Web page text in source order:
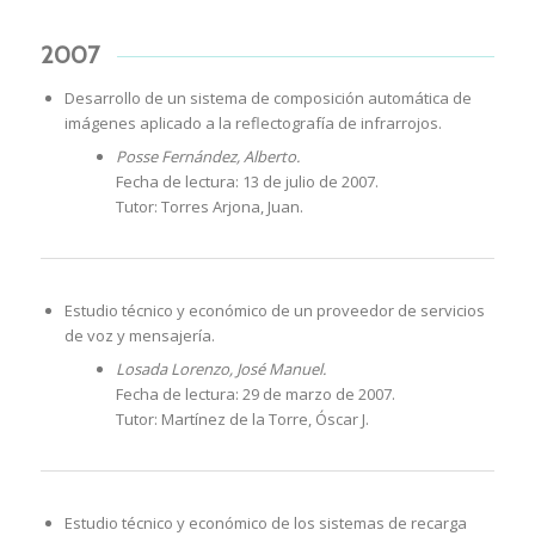
2007
Desarrollo de un sistema de composición automática de
imágenes aplicado a la reflectografía de infrarrojos.
Posse Fernández, Alberto.
Fecha de lectura: 13 de julio de 2007.
Tutor: Torres Arjona, Juan.
Estudio técnico y económico de un proveedor de servicios
de voz y mensajería.
Losada Lorenzo, José Manuel.
Fecha de lectura: 29 de marzo de 2007.
Tutor: Martínez de la Torre, Óscar J.
Estudio técnico y económico de los sistemas de recarga